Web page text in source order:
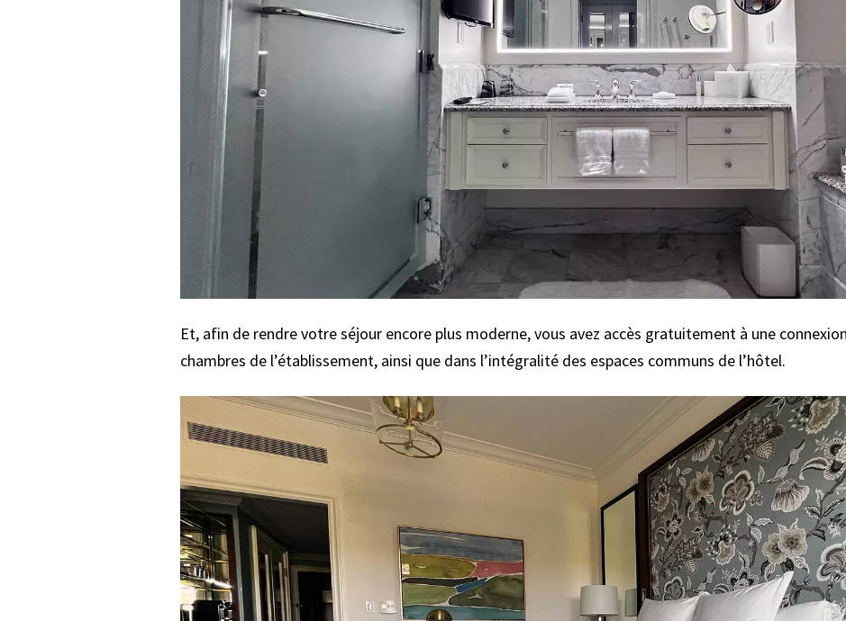
Et, afin de rendre votre séjour encore plus moderne, vous avez accès gratuitement à une
chambres de l’établissement, ainsi que dans l’intégralité des espaces communs de l’hôtel.